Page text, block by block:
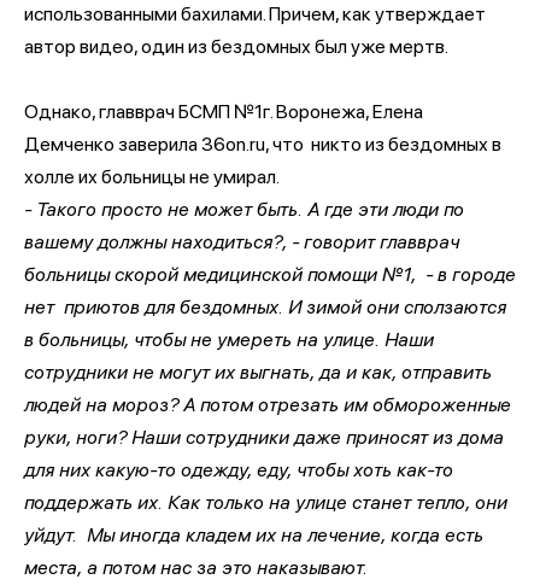
использованными бахилами. Причем, как утверждает
автор видео, один из бездомных был уже мертв.
Однако, главврач БСМП №1г. Воронежа, Елена
Демченко заверила 36on.ru, что никто из бездомных в
холле их больницы не умирал.
- Такого просто не может быть. А где эти люди по
вашему должны находиться?, - говорит главврач
больницы скорой медицинской помощи №1, - в городе
нет приютов для бездомных. И зимой они сползаются
в больницы, чтобы не умереть на улице. Наши
сотрудники не могут их выгнать, да и как, отправить
людей на мороз? А потом отрезать им обмороженные
руки, ноги? Наши сотрудники даже приносят из дома
для них какую-то одежду, еду, чтобы хоть как-то
поддержать их. Как только на улице станет тепло, они
уйдут. Мы иногда кладем их на лечение, когда есть
места, а потом нас за это наказывают.